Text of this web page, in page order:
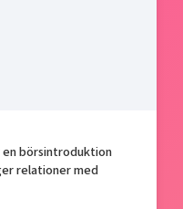
en börsintroduktion
relationer med